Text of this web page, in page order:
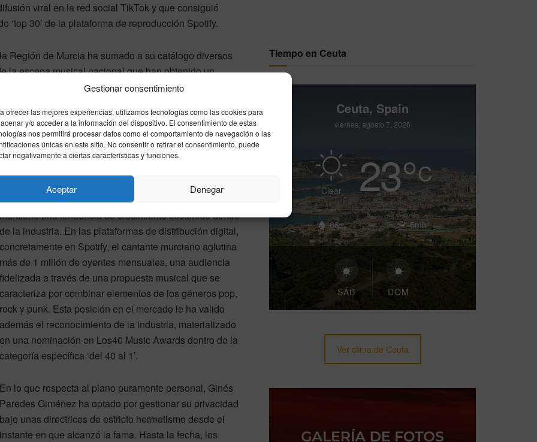
Gestionar consentimiento
ofrecer las mejores experiencias, utilizamos tecnologías como las cookies para
y/o acceder a la información del dispositivo. El consentimiento de estas
nos permitirá procesar datos como el comportamiento de navegación o las
únicas en este sitio. No consentir o retirar el consentimiento, puede
negativamente a ciertas características y funciones.
Aceptar Denegar
viral en la red social TikTok y que consiguió
‘top 30’ de la plataforma de reproducción Spotify.
Región de Murcia ha sumado a su catálogo diversos
la escena musical nacional que han obtenido un
profesionales sobresalen sus grabaciones y
Funzo y Baby Loud, Belén Aguilera, Pol Granch o
Estilo e intimidad en las redes
sociales
En la actualidad, la proyección comercial de Walls
mantiene una tendencia de crecimiento sostenido dentro
de la industria. En las plataformas de distribución digital,
concretamente en Spotify, el cantante murciano aglutina
más de 1 millón de oyentes mensuales, una audiencia
fidelizada a través de una propuesta musical que se
caracteriza por combinar elementos de los géneros pop,
rock y punk. Esta posición en el mercado le ha valido
además el reconocimiento de la industria, materializado
en una nominación en Los40 Music Awards dentro de la
categoría específica ‘del 40 al 1’.
En lo que respecta al plano puramente personal, Ginés
Paredes Giménez ha optado por gestionar su privacidad
bajo unas directrices de estricto hermetismo desde el
instante en que alcanzó la fama. Hasta la fecha, los
Tiempo en Ceuta
Ceuta, Spain
viernes, agosto 7, 2026
Clear 23°C
66% 5mh
SÁB DOM
Ver clima de Ceuta